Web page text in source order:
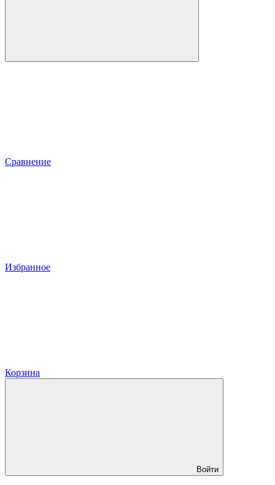
Сравнение
Избранное
Корзина
Войти